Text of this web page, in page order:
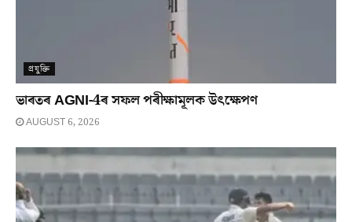
প্ৰযুক্তি
ভাৰতৰ AGNI-4ৰ সফল পৰীক্ষামূলক উৎক্ষেপণ
AUGUST 6, 2026